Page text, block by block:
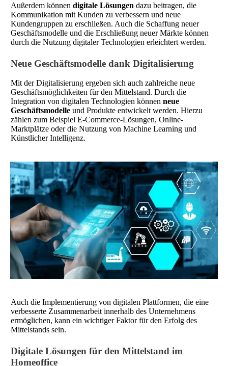
Außerdem können digitale Lösungen dazu beitragen, die
Kommunikation mit Kunden zu verbessern und neue
Kundengruppen zu erschließen. Auch die Schaffung neuer
Geschäftsmodelle und die Erschließung neuer Märkte können
durch die Nutzung digitaler Technologien erleichtert werden.
Neue Geschäftsmodelle dank Digitalisierung
Mit der Digitalisierung ergeben sich auch zahlreiche neue
Geschäftsmöglichkeiten für den Mittelstand. Durch die
Integration von digitalen Technologien können neue
Geschäftsmodelle und Produkte entwickelt werden. Hierzu
zählen zum Beispiel E-Commerce-Lösungen, Online-
Marktplätze oder die Nutzung von Machine Learning und
Künstlicher Intelligenz.
Auch die Implementierung von digitalen Plattformen, die eine
verbesserte Zusammenarbeit innerhalb des Unternehmens
ermöglichen, kann ein wichtiger Faktor für den Erfolg des
Mittelstands sein.
Digitale Lösungen für den Mittelstand im
Homeoffice